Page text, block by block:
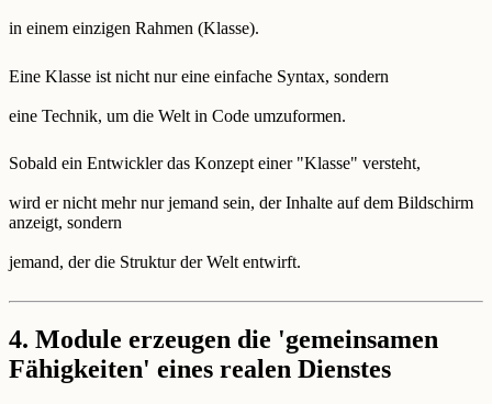
in einem einzigen Rahmen (Klasse).
Eine Klasse ist nicht nur eine einfache Syntax, sondern
eine Technik, um die Welt in Code umzuformen.
Sobald ein Entwickler das Konzept einer "Klasse" versteht,
wird er nicht mehr nur jemand sein, der Inhalte auf dem Bildschirm
anzeigt, sondern
jemand, der die Struktur der Welt entwirft.
4. Module erzeugen die 'gemeinsamen
Fähigkeiten' eines realen Dienstes